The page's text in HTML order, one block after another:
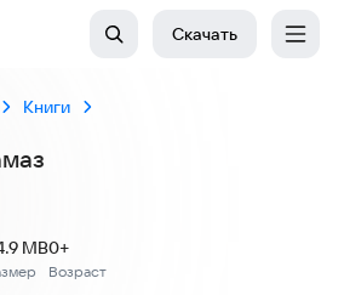
Скачать
Книги
MB
Возраст
0+